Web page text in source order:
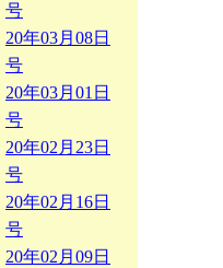
号
20年03月08日
号
20年03月01日
号
20年02月23日
号
20年02月16日
号
20年02月09日